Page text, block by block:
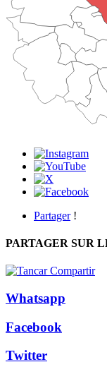
Partager !
PARTAGER SUR
Whatsapp
Facebook
Twitter